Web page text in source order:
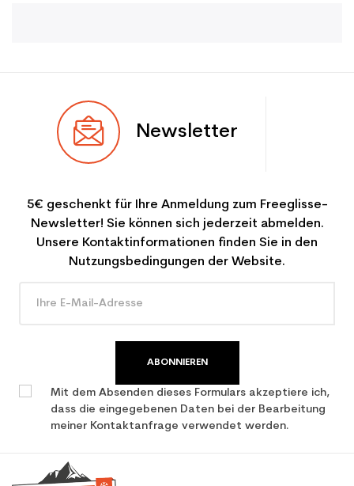
Newsletter
5€ geschenkt für Ihre Anmeldung zum Freeglisse-
Newsletter! Sie können sich jederzeit abmelden.
Unsere Kontaktinformationen finden Sie in den
Nutzungsbedingungen der Website.
ABONNIEREN
Mit dem Absenden dieses Formulars akzeptiere ich,
dass die eingegebenen Daten bei der Bearbeitung
meiner Kontaktanfrage verwendet werden.